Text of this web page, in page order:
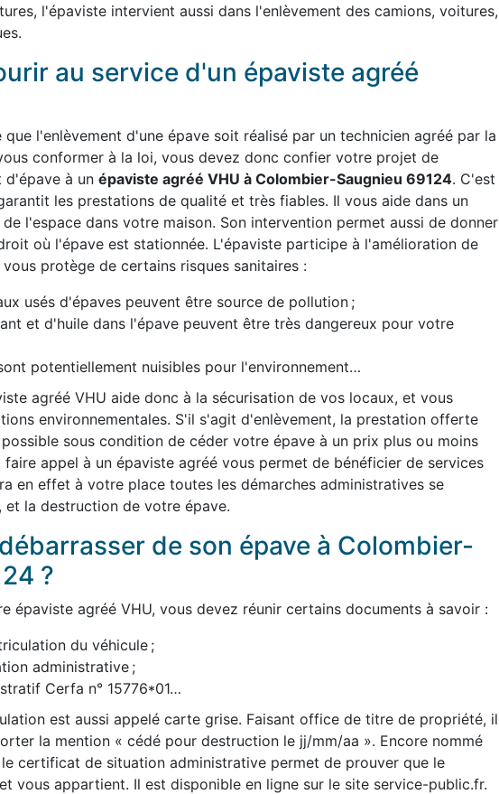
l'épaviste intervient aussi dans l'enlèvement des camions, voitures,
au service d'un épaviste agréé
que l'enlèvement d'une épave soit réalisé par un technicien agréé par la
conformer à la loi, vous devez donc confier votre projet de
d'épave à un épaviste agréé VHU à Colombier-Saugnieu 69124. C'est
les prestations de qualité et très fiables. Il vous aide dans un
l'espace dans votre maison. Son intervention permet aussi de donner
où l'épave est stationnée. L'épaviste participe à l'amélioration de
protège de certains risques sanitaires :
usés d'épaves peuvent être source de pollution ;
et d'huile dans l'épave peuvent être très dangereux pour votre
potentiellement nuisibles pour l'environnement…
agréé VHU aide donc à la sécurisation de vos locaux, et vous
environnementales. S'il s'agit d'enlèvement, la prestation offerte
sous condition de céder votre épave à un prix plus ou moins
faire appel à un épaviste agréé vous permet de bénéficier de services
en effet à votre place toutes les démarches administratives se
et la destruction de votre épave.
de son épave à Colombier-
?
épaviste agréé VHU, vous devez réunir certains documents à savoir :
du véhicule ;
administrative ;
Cerfa n° 15776*01…
est aussi appelé carte grise. Faisant office de titre de propriété, il
la mention « cédé pour destruction le jj/mm/aa ». Encore nommé
certificat de situation administrative permet de prouver que le
vous appartient. Il est disponible en ligne sur le site service-public.fr.